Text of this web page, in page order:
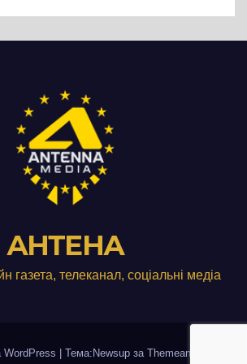
АНТЕНА
газета, телеканал, соціальні медіа
Тема:Newsup за Themeansar